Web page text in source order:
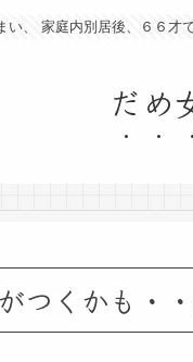
い、 家庭内別居後、６６才
だめ
つくかも・